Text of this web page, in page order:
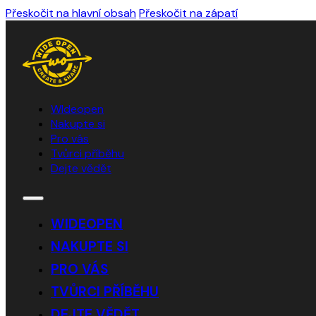
Přeskočit na hlavní obsahPřeskočit na zápatí
WIdeopen
Nakupte si
Pro vás
Tvůrci příběhu
Dejte vědět
WIDEOPEN
NAKUPTE SI
PRO VÁS
TVŮRCI PŘÍBĚHU